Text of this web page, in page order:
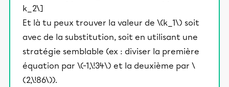
k_2\]
Et là tu peux trouver la valeur de \(k_1\) soit
avec de la substitution, soit en utilisant une
stratégie semblable (ex : diviser la première
équation par \(-1,\!34\) et la deuxième par \
(2,\!86\)).